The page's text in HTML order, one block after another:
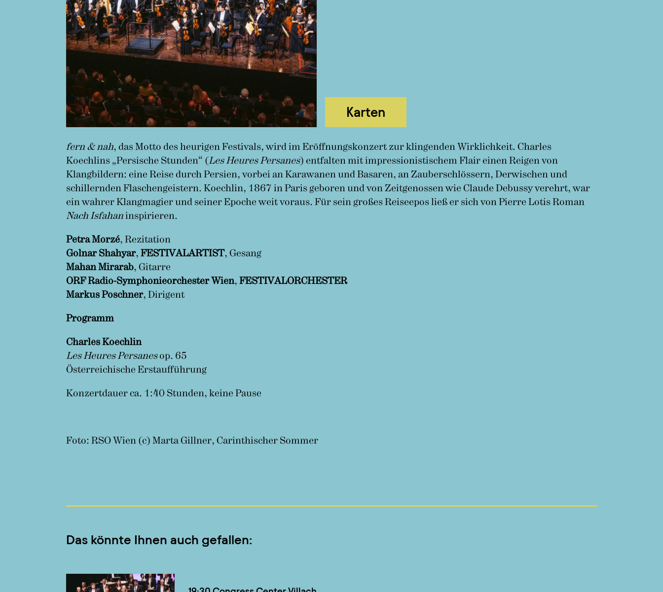
Karten
fern & nah, das Motto des heurigen Festivals, wird im Eröffnungskonzert zur klingenden Wirklichkeit. Charles
Koechlins „Persische Stunden“ ( Les Heures Persanes) entfalten mit impressionistischem Flair einen Reigen von
Klangbildern: eine Reise durch Persien, vorbei an Karawanen und Basaren, an Zauberschlössern, Derwischen und
schillernden Flaschengeistern. Koechlin, 1867 in Paris geboren und von Zeitgenossen wie Claude Debussy verehrt, war
ein wahrer Klangmagier und seiner Epoche weit voraus. Für sein großes Reiseepos ließ er sich von Pierre Lotis Roman
Nach Isfahan inspirieren.
Petra Morzé, Rezitation
Golnar Shahyar, FESTIVALARTIST, Gesang
Mahan Mirarab, Gitarre
ORF Radio-Symphonieorchester Wien, FESTIVALORCHESTER
Markus Poschner, Dirigent
Programm
Charles Koechlin
Les Heures Persanesop. 65
Österreichische Erstaufführung
Konzertdauer ca. 1:40 Stunden, keine Pause
Foto: RSO Wien (c) Marta Gillner, Carinthischer Sommer
Das könnte Ihnen auch gefallen: